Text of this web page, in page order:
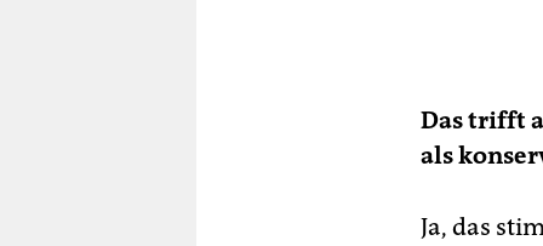
Das trifft
als
Ja, das